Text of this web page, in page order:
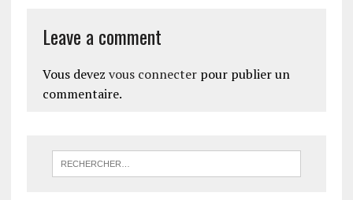
Leave a comment
Vous devez vous connecterpour publier un
commentaire.